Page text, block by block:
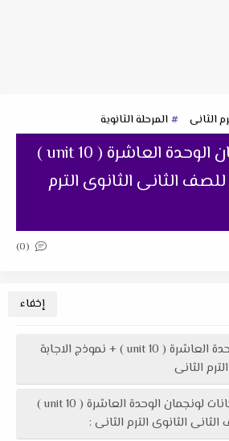
الثانى المرحلة الثانوية
إمتحانات لونجمان الوحدة العاشرة ( unit 10 )
الثانى الثانوى الترم
(0)
إمتحانات لونجمان الوحدة العاشرة ( unit 10 ) + نموذج الاجابة
الثانى
بيانات و تفاصيل إمتحانات لونجمان الوحدة العاشرة ( unit 10 )
الثانوى الترم الثانى :